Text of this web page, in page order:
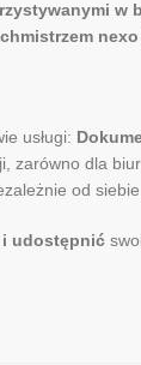
w
usługi:
zarówno dla
od siebie.
i udostępnić